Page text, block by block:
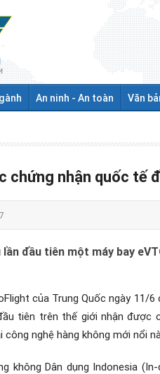
An ninh - An toàn Văn
nhận quốc tế
lần đầu tiên một máy bay
của Trung Quốc ngày 11/
tiên trên thế giới nhận được
công nghệ hàng không mới nổi
không Dân dụng Indonesia